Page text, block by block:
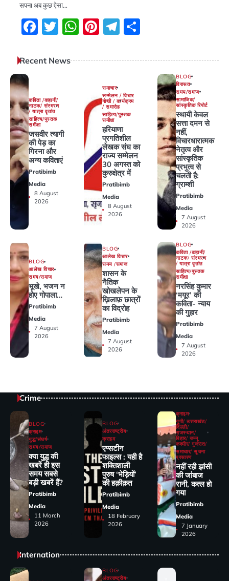
सपना अब कुछ ऐसा…
Facebook
Twitter
WhatsApp
Pinterest
Telegram
Recent News
कविता /कहानी/
नाटक/ संस्मरण
/ यात्रा वृतांत
साहित्य/पुस्तक
समीक्षा
जसवीर त्यागी
की पेड़ का
गिरना और
अन्य कविताएं
Pratibimb
Media
8 August
2026
समाचार
सम्मेलन / विचार
गोष्ठी / कार्यक्रम
/ समारोह
साहित्य/पुस्तक
समीक्षा
हरियाणा
प्रगतिशील
लेखक संघ का
राज्य सम्मेलन
30 अगस्त को
कुरुक्षेत्र में
Pratibimb
Media
8 August
2026
BLOG
विरासत
समय/समाज
सामाजिक/
सांस्कृतिक रिपोर्ट
स्थायी केवल
सत्ता दमन से
नहीं,
विचारधारात्मक
नेतृत्व और
सांस्कृतिक
प्रभुत्व से
चलती है:
ग्राम्शी
Pratibimb
Media
7 August
2026
BLOG
आलेख विचार
समय/समाज
भूखे, भजन न
होए गोपाला…
Pratibimb
Media
7 August
2026
BLOG
आलेख विचार
समय /समाज
शासन के
नैतिक
खोखलेपन के
ख़िलाफ़ छात्रों
का विद्रोह
Pratibimb
Media
7 August
2026
BLOG
कविता /कहानी/
नाटक/ संस्मरण
/ यात्रा वृतांत
साहित्य/पुस्तक
समीक्षा
नरसिंह कुमार
‘मयूर’ की
कविता- न्याय
की गुहार
Pratibimb
Media
7 August
2026
Crime
BLOG
क्राइम
युद्ध/संघर्ष
समय/समाज
क्या युद्ध की
खबरें ही इस
समय सबसे
बड़ी खबरें हैं?
Pratibimb
Media
11 March
2026
BLOG
अंतरराष्ट्रीय
क्राइम
एप्सटीन
फाइल्स : यही है
शक्तिशाली
पुरुष ‘भेड़ियों’
की हक़ीक़त
Pratibimb
Media
18 February
2026
क्राइम
यूपी/ उत्तराखंड/
दिल्ली/
राजस्थान/
बिहार/ जम्मू
कश्मीर/ गुजरात/
समाचार/ सूचना
प्रसारण
नहीं रही झांसी
की जांंबाज
रानी, कत्‍ल हो
गया
Pratibimb
Media
7 January
2026
Internation
BLOG
अंतरराष्ट्रीय